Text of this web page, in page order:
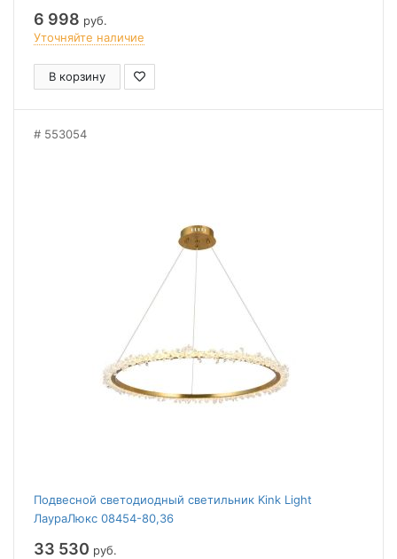
6 998 руб.
Уточняйте наличие
В корзину
553054
Подвесной светодиодный светильник Kink Light
ЛаураЛюкс 08454-80,36
33 530 руб.